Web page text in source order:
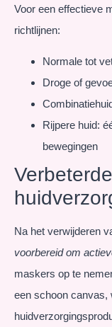
Voor een effectieve
richtlijnen:
Normale tot
Droge of
Rijpere huid:
bewegingen
Na het verwijderen
voorbereid om
maskers op te
een schoon canvas,